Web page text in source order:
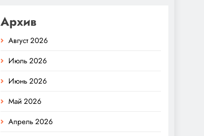
Архив
Август 2026
Июль 2026
Июнь 2026
Май 2026
Апрель 2026